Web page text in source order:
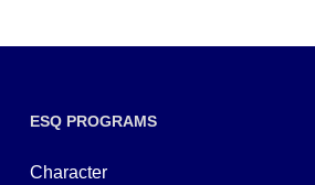
ESQ PROGRAMS
Character